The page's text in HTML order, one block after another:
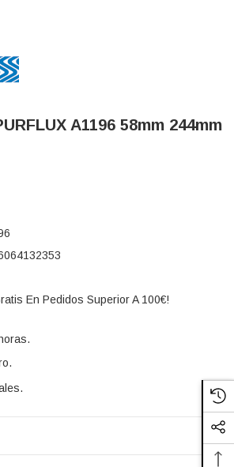
A1196 58mm 244mm
En Pedidos Superior A 100€!